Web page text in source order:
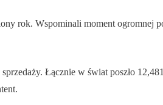
rok. Wspominali moment
Łącznie w świat poszło